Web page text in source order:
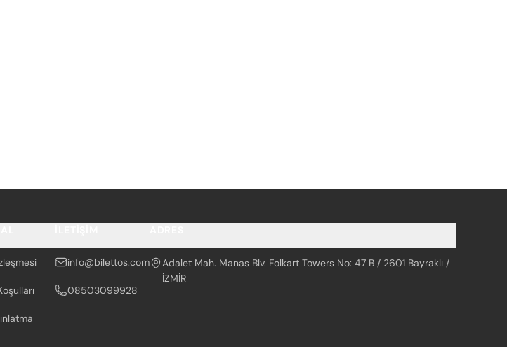
info@bilettos.com
08503099928
Adalet Mah. Manas Blv. Folkart Towers No: 47 B / 2601 Bayraklı /
İZMİR